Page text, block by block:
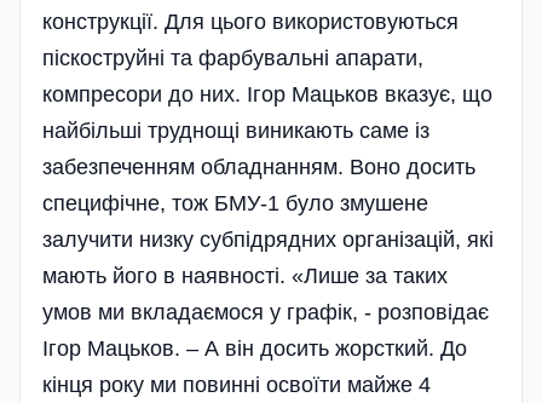
конструкції. Для цього використовуються
піскоструйні та фарбувальні апарати,
компресори до них. Ігор Мацьков вказує, що
найбільші труднощі виникають саме із
забезпеченням обладнанням. Воно досить
специфічне, тож БМУ-1 було змушене
залучити низку субпідрядних організацій, які
мають його в наявності. «Лише за таких
умов ми вкладаємося у графік, - розповідає
Ігор Мацьков. – А він досить жорсткий. До
кінця року ми повинні освоїти майже 4